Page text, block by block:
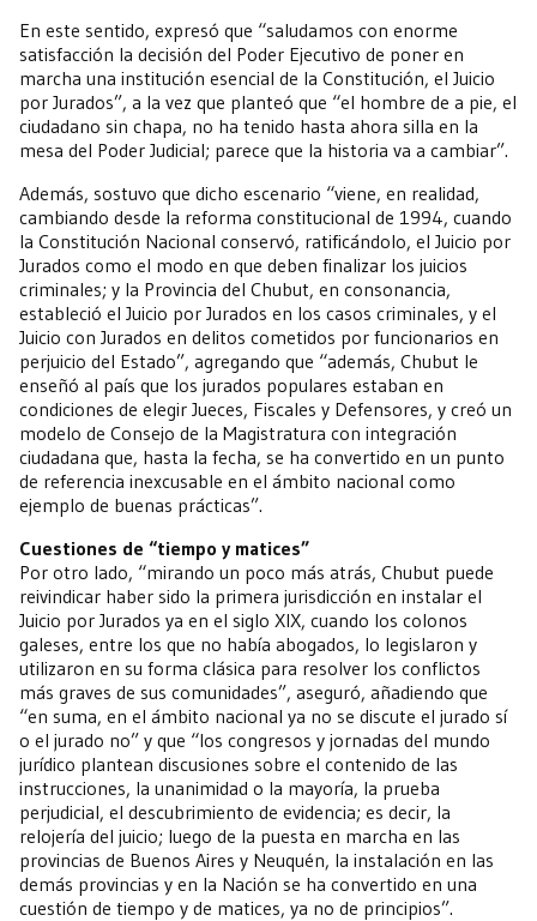
En este sentido, expresó que “saludamos con enorme
satisfacción la decisión del Poder Ejecutivo de poner en
marcha una institución esencial de la Constitución, el Juicio
por Jurados”, a la vez que planteó que “el hombre de a pie, el
ciudadano sin chapa, no ha tenido hasta ahora silla en la
mesa del Poder Judicial; parece que la historia va a cambiar”.
Además, sostuvo que dicho escenario “viene, en realidad,
cambiando desde la reforma constitucional de 1994, cuando
la Constitución Nacional conservó, ratificándolo, el Juicio por
Jurados como el modo en que deben finalizar los juicios
criminales; y la Provincia del Chubut, en consonancia,
estableció el Juicio por Jurados en los casos criminales, y el
Juicio con Jurados en delitos cometidos por funcionarios en
perjuicio del Estado”, agregando que “además, Chubut le
enseñó al país que los jurados populares estaban en
condiciones de elegir Jueces, Fiscales y Defensores, y creó un
modelo de Consejo de la Magistratura con integración
ciudadana que, hasta la fecha, se ha convertido en un punto
de referencia inexcusable en el ámbito nacional como
ejemplo de buenas prácticas”.
Cuestiones de “tiempo y matices”
Por otro lado, “mirando un poco más atrás, Chubut puede
reivindicar haber sido la primera jurisdicción en instalar el
Juicio por Jurados ya en el siglo XIX, cuando los colonos
galeses, entre los que no había abogados, lo legislaron y
utilizaron en su forma clásica para resolver los conflictos
más graves de sus comunidades”, aseguró, añadiendo que
“en suma, en el ámbito nacional ya no se discute el jurado sí
o el jurado no” y que “los congresos y jornadas del mundo
jurídico plantean discusiones sobre el contenido de las
instrucciones, la unanimidad o la mayoría, la prueba
perjudicial, el descubrimiento de evidencia; es decir, la
relojería del juicio; luego de la puesta en marcha en las
provincias de Buenos Aires y Neuquén, la instalación en las
demás provincias y en la Nación se ha convertido en una
cuestión de tiempo y de matices, ya no de principios”.